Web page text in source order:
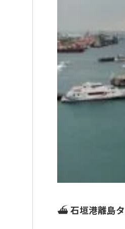
⛴ 石垣港離島